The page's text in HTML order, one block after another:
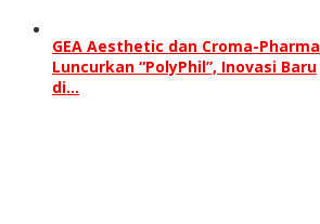
GEA Aesthetic dan Croma-Pharma
Luncurkan “PolyPhil”, Inovasi Baru
di…